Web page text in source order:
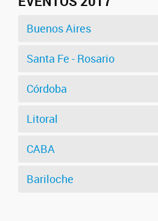
Buenos Aires
Santa Fe - Rosario
Córdoba
Litoral
CABA
Bariloche